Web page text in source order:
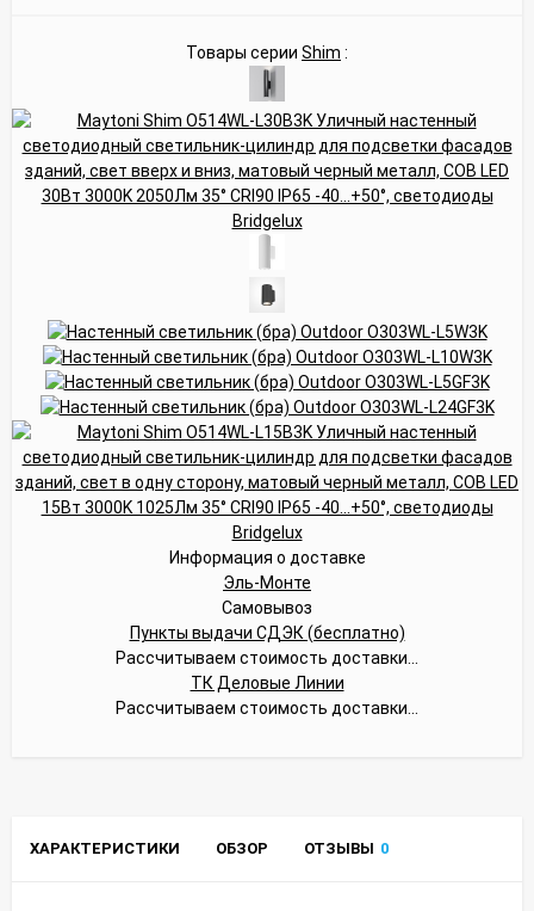
Товары серии Shim :
Информация о доставке
Эль-Монте
Самовывоз
Пункты выдачи СДЭК (бесплатно)
Рассчитываем стоимость доставки...
ТК Деловые Линии
Рассчитываем стоимость доставки...
ХАРАКТЕРИСТИКИ ОБЗОР ОТЗЫВЫ 0